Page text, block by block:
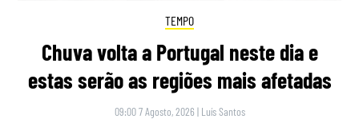
TEMPO
Chuva volta a Portugal neste dia e
estas serão as regiões mais afetadas
09:00 7 Agosto, 2026 | Luís Santos